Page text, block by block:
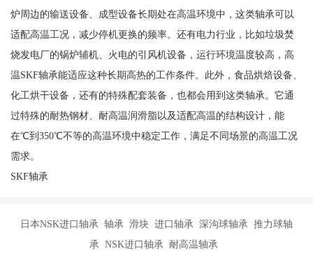
炉周边的输送设备、成型设备长期处在高温环境中，这类轴承可以
适配高温工况，减少停机更换的频率。还有电力行业，比如垃圾焚
烧发电厂的锅炉辅机、火电的引风机设备，运行环境温度较高，高
温SKF轴承能适应这种长期高热的工作条件。此外，食品烘焙设备、
化工烘干设备，还有的特殊配套装备，也都会用到这类轴承。它通
过特殊的耐热钢材、耐高温润滑脂以及适配高温的结构设计，能
在℃到350℃不等的高温环境中稳定工作，满足不同场景的高温工况
需求。
SKF轴承
日本NSK进口轴承 轴承 滑块 进口轴承 深沟球轴承 推力球轴
承 NSK进口轴承 耐高温轴承